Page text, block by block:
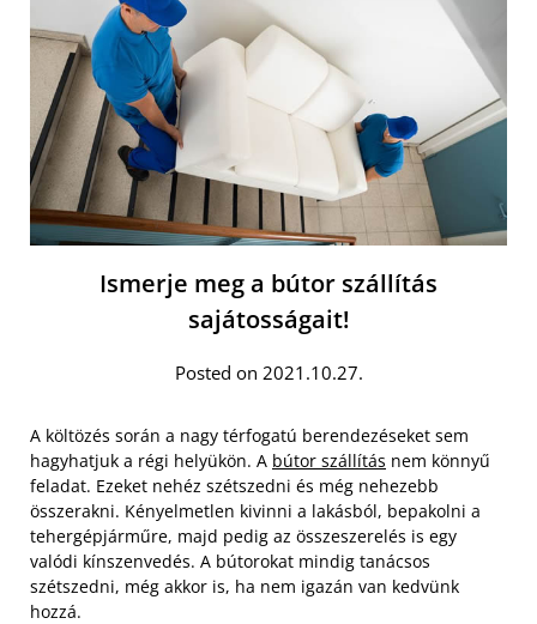
Ismerje meg a bútor szállítás
sajátosságait!
Posted on 2021.10.27.
A költözés során a nagy térfogatú berendezéseket sem
hagyhatjuk a régi helyükön. A bútor szállítás nem könnyű
feladat. Ezeket nehéz szétszedni és még nehezebb
összerakni. Kényelmetlen kivinni a lakásból, bepakolni a
tehergépjárműre, majd pedig az összeszerelés is egy
valódi kínszenvedés. A bútorokat mindig tanácsos
szétszedni, még akkor is, ha nem igazán van kedvünk
hozzá.